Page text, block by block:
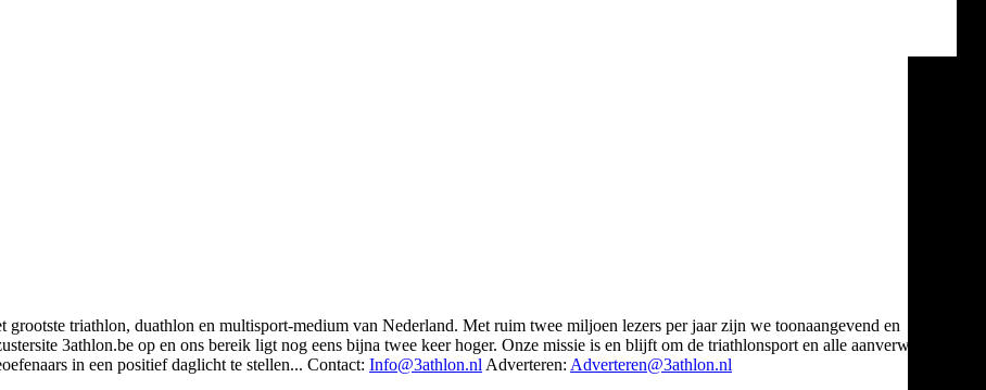
triathlon, duathlon en multisport-medium van Nederland. Met ruim twee miljoen lezers per jaar zijn we toonaangevend en
3athlon.be op en ons bereik ligt nog eens bijna twee keer hoger. Onze missie is en blijft om de triathlonsport en alle aanverwante
in een positief daglicht te stellen... Contact: Info@3athlon.nl Adverteren: Adverteren@3athlon.nl